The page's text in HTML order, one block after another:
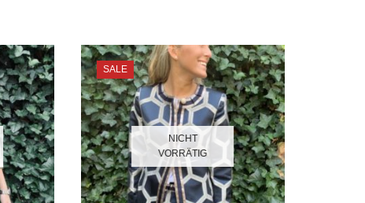
SALE
NICHT
VORRÄTIG